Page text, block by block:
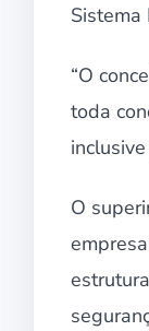
Sistema
“O
toda
O